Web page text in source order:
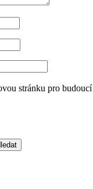
stránku pro budoucí